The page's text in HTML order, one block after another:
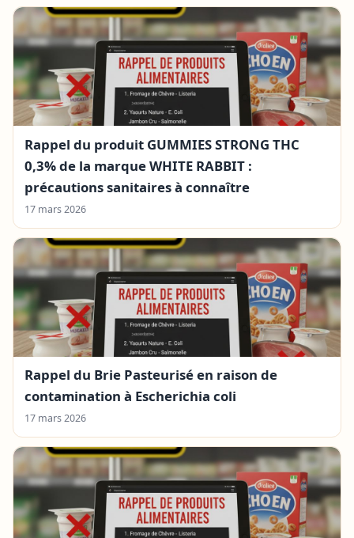
Rappel du produit GUMMIES STRONG THC
0,3% de la marque WHITE RABBIT :
précautions sanitaires à connaître
17 mars 2026
Rappel du Brie Pasteurisé en raison de
contamination à Escherichia coli
17 mars 2026